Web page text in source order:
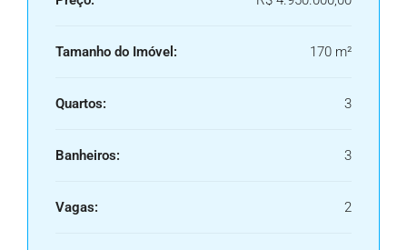
Tamanho do Imóvel: 170 m²
Quartos: 3
Banheiros: 3
Vagas: 2